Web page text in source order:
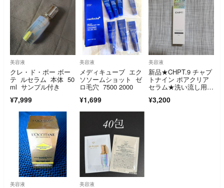
美容液
クレ・ド・ポー ボー
テ ルセラム 本体 50
ml サンプル付き
¥7,999
美容液
メディキューブ エク
ソソームショット ゼ
ロ毛穴 7500 2000
¥1,699
美容液
新品★CHPT.9 チャプ
トナイン ポアクリア
セラム★洗い流し用オ
¥3,200
美容液 美容液